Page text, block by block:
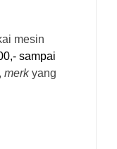
mesin
sampai
merkyang